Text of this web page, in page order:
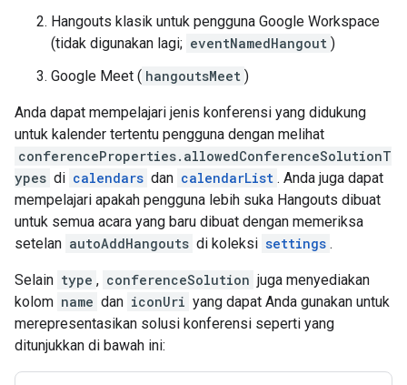
Hangouts klasik untuk pengguna Google Workspace
(tidak digunakan lagi; eventNamedHangout )
Google Meet ( hangoutsMeet )
Anda dapat mempelajari jenis konferensi yang didukung
untuk kalender tertentu pengguna dengan melihat
conferenceProperties.allowedConferenceSolutionT
ypes di calendars dan calendarList . Anda juga dapat
mempelajari apakah pengguna lebih suka Hangouts dibuat
untuk semua acara yang baru dibuat dengan memeriksa
setelan autoAddHangouts di koleksi settings .
Selain type , conferenceSolution juga menyediakan
kolom name dan iconUri yang dapat Anda gunakan untuk
merepresentasikan solusi konferensi seperti yang
ditunjukkan di bawah ini: